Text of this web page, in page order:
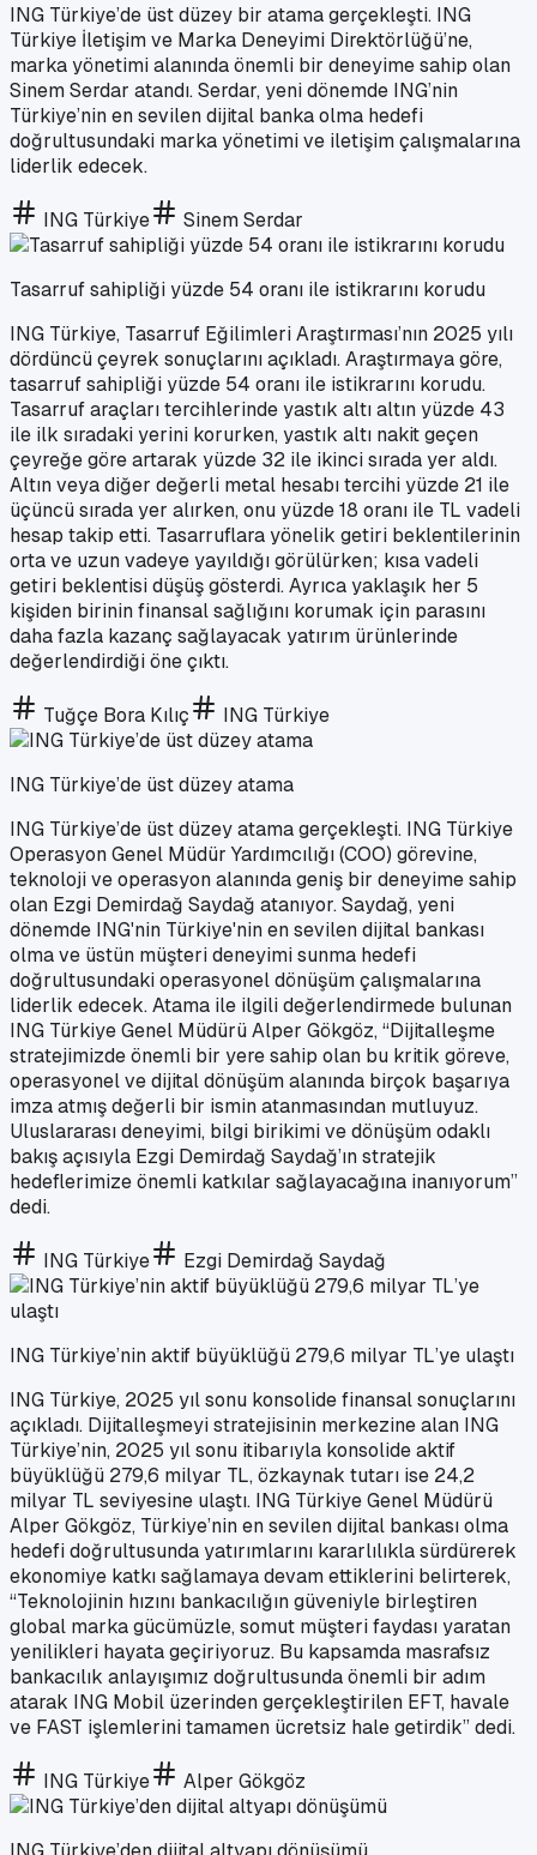
ING Türkiye’de üst düzey bir atama gerçekleşti. ING
Türkiye İletişim ve Marka Deneyimi Direktörlüğü’ne,
marka yönetimi alanında önemli bir deneyime sahip olan
Sinem Serdar atandı. Serdar, yeni dönemde ING’nin
Türkiye’nin en sevilen dijital banka olma hedefi
doğrultusundaki marka yönetimi ve iletişim çalışmalarına
liderlik edecek.
ING Türkiye Sinem Serdar
Tasarruf sahipliği yüzde 54 oranı ile istikrarını korudu
ING Türkiye, Tasarruf Eğilimleri Araştırması’nın 2025 yılı
dördüncü çeyrek sonuçlarını açıkladı. Araştırmaya göre,
tasarruf sahipliği yüzde 54 oranı ile istikrarını korudu.
Tasarruf araçları tercihlerinde yastık altı altın yüzde 43
ile ilk sıradaki yerini korurken, yastık altı nakit geçen
çeyreğe göre artarak yüzde 32 ile ikinci sırada yer aldı.
Altın veya diğer değerli metal hesabı tercihi yüzde 21 ile
üçüncü sırada yer alırken, onu yüzde 18 oranı ile TL vadeli
hesap takip etti. Tasarruflara yönelik getiri beklentilerinin
orta ve uzun vadeye yayıldığı görülürken; kısa vadeli
getiri beklentisi düşüş gösterdi. Ayrıca yaklaşık her 5
kişiden birinin finansal sağlığını korumak için parasını
daha fazla kazanç sağlayacak yatırım ürünlerinde
değerlendirdiği öne çıktı.
Tuğçe Bora Kılıç ING Türkiye
ING Türkiye’de üst düzey atama
ING Türkiye’de üst düzey atama gerçekleşti. ING Türkiye
Operasyon Genel Müdür Yardımcılığı (COO) görevine,
teknoloji ve operasyon alanında geniş bir deneyime sahip
olan Ezgi Demirdağ Saydağ atanıyor. Saydağ, yeni
dönemde ING'nin Türkiye'nin en sevilen dijital bankası
olma ve üstün müşteri deneyimi sunma hedefi
doğrultusundaki operasyonel dönüşüm çalışmalarına
liderlik edecek. Atama ile ilgili değerlendirmede bulunan
ING Türkiye Genel Müdürü Alper Gökgöz, “Dijitalleşme
stratejimizde önemli bir yere sahip olan bu kritik göreve,
operasyonel ve dijital dönüşüm alanında birçok başarıya
imza atmış değerli bir ismin atanmasından mutluyuz.
Uluslararası deneyimi, bilgi birikimi ve dönüşüm odaklı
bakış açısıyla Ezgi Demirdağ Saydağ’ın stratejik
hedeflerimize önemli katkılar sağlayacağına inanıyorum”
dedi.
ING Türkiye Ezgi Demirdağ Saydağ
ING Türkiye’nin aktif büyüklüğü 279,6 milyar TL’ye ulaştı
ING Türkiye, 2025 yıl sonu konsolide finansal sonuçlarını
açıkladı. Dijitalleşmeyi stratejisinin merkezine alan ING
Türkiye’nin, 2025 yıl sonu itibarıyla konsolide aktif
büyüklüğü 279,6 milyar TL, özkaynak tutarı ise 24,2
milyar TL seviyesine ulaştı. ING Türkiye Genel Müdürü
Alper Gökgöz, Türkiye’nin en sevilen dijital bankası olma
hedefi doğrultusunda yatırımlarını kararlılıkla sürdürerek
ekonomiye katkı sağlamaya devam ettiklerini belirterek,
“Teknolojinin hızını bankacılığın güveniyle birleştiren
global marka gücümüzle, somut müşteri faydası yaratan
yenilikleri hayata geçiriyoruz. Bu kapsamda masrafsız
bankacılık anlayışımız doğrultusunda önemli bir adım
atarak ING Mobil üzerinden gerçekleştirilen EFT, havale
ve FAST işlemlerini tamamen ücretsiz hale getirdik” dedi.
ING Türkiye Alper Gökgöz